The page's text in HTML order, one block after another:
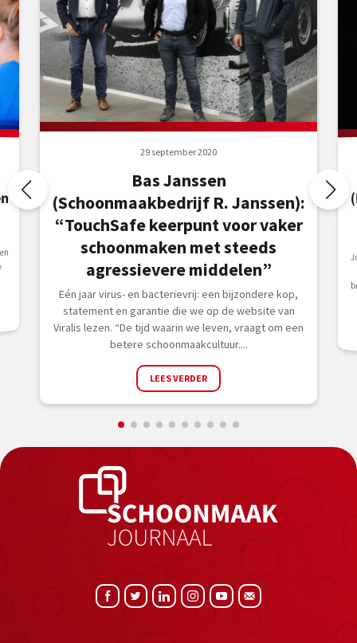
29 september 2020
Bas Janssen
(Schoonmaakbedrijf R. Janssen):
“TouchSafe keerpunt voor vaker
schoonmaken met steeds
agressievere middelen”
Eén jaar virus- en bacterievrij: een bijzondere kop,
statement en garantie die we op de website van
Viralis lezen. “De tijd waarin we leven, vraagt om een
betere schoonmaakcultuur....
LEES VERDER